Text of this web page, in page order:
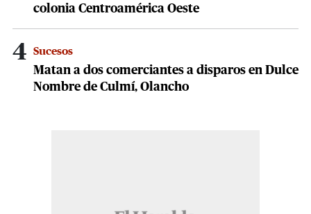
colonia Centroamérica Oeste
4 Sucesos
Matan a dos comerciantes a disparos en Dulce
Nombre de Culmí, Olancho